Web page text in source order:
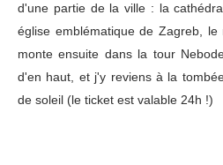
d'une partie de la ville : la
église emblématique de Zagreb,
monte ensuite dans la tour
d'en haut, et j'y reviens à la
de soleil (le ticket est valable 24h !)